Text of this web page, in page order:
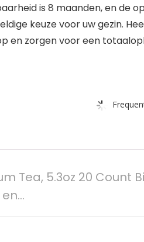
is 8 maanden, en de
keuze voor uw
en zorgen voor een
Tea, 5.3oz 20 Count